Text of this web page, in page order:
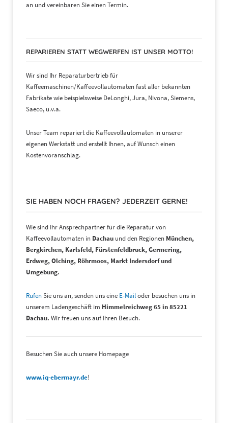
an und vereinbaren Sie einen Termin.
REPARIEREN STATT WEGWERFEN IST UNSER MOTTO!
Wir sind Ihr Reparaturbertrieb für
Kaffeemaschinen/Kaffeevollautomaten fast aller bekannten
Fabrikate wie beispielsweise DeLonghi, Jura, Nivona, Siemens,
Saeco, u.v.a.
Unser Team repariert die Kaffeevollautomaten in unserer
eigenen Werkstatt und erstellt Ihnen, auf Wunsch einen
Kostenvoranschlag.
SIE HABEN NOCH FRAGEN? JEDERZEIT GERNE!
Wie sind Ihr Ansprechpartner für die Reparatur von
Kaffeevollautomaten in Dachau und den Regionen München,
Bergkirchen, Karlsfeld, Fürstenfeldbruck, Germering,
Erdweg, Olching, Röhrmoos, Markt Indersdorf und
Umgebung.
RufenSie uns an, senden uns eine E-Mailoder besuchen uns in
unserem Ladengeschäft im Himmelreichweg 65 in 85221
Dachau. Wir freuen uns auf Ihren Besuch.
Besuchen Sie auch unsere Homepage
www.iq-ebermayr.de!